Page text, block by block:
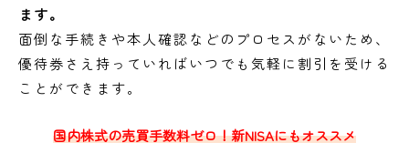
ます。
面倒な手続きや本人確認などのプロセスがないため、
優待券さえ持っていればいつでも気軽に割引を受ける
ことができます。
国内株式の売買手数料ゼロ！新NISAにもオススメ